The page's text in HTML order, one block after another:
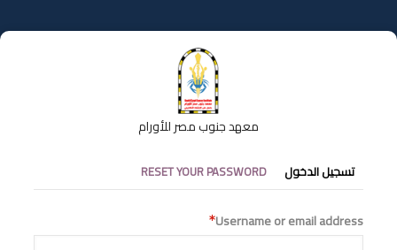
إلى
المحتوى
معهد جنوب مصر للأورام
التبويبات
الأساسية
تسجيل الدخول RESET YOUR PASSWORD
Username or email address